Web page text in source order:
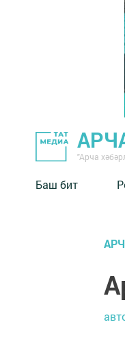
"Арча
Баш бит